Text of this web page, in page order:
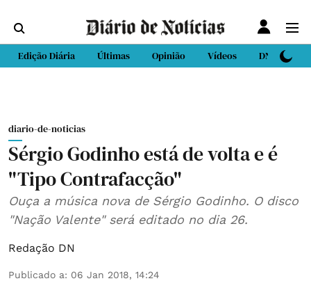
Edição Diária Últimas Opinião Vídeos DN Sport
diario-de-noticias
Sérgio Godinho está de volta e é
"Tipo Contrafacção"
Ouça a música nova de Sérgio Godinho. O disco
"Nação Valente" será editado no dia 26.
Redação DN
Publicado a: 06 Jan 2018, 14:24